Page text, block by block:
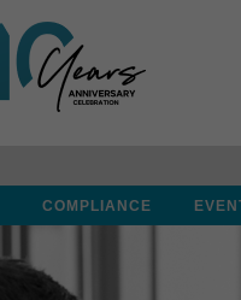
COMPLIANCE